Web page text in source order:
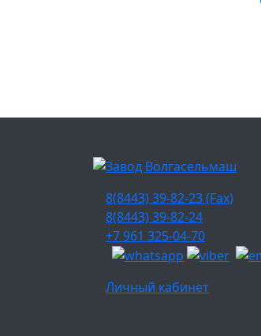
8(8443) 39-82-23 (Fax)
8(8443) 39-82-24
+7 961 325-04-70
Личный кабинет